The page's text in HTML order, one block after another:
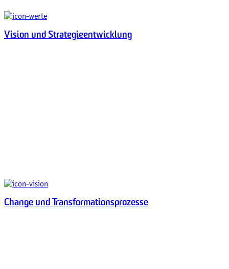
Vision und Strategieentwicklung
Change und Transformationsprozesse